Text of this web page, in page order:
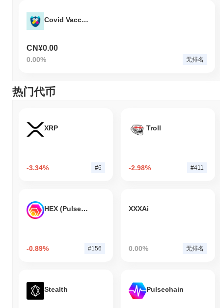
Covid Vaccine
CN¥0.00
0.00% 无排名
热门代币
XRP
-3.34% #6
Troll
-2.98% #411
HEX (Pulsechain)
-0.89% #156
XXXAi
0.00% 无排名
Stealth Pulsechain